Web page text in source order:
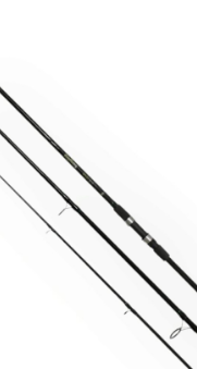
Pluta
Pluta
Pluta